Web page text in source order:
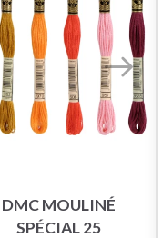
DMC MOULINÉ
SPÉCIAL 25